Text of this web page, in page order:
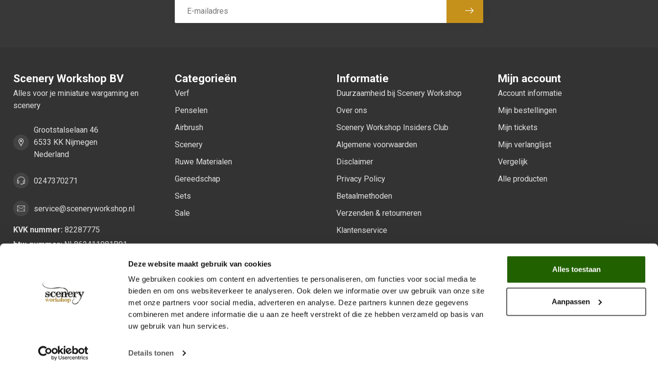
Deze website maakt gebruik van cookies
We gebruiken cookies om content en advertenties te personaliseren, om functies voor social media te
bieden en om ons websiteverkeer te analyseren. Ook delen we informatie over uw gebruik van onze site
met onze partners voor social media, adverteren en analyse. Deze partners kunnen deze gegevens
combineren met andere informatie die u aan ze heeft verstrekt of die ze hebben verzameld op basis van
uw gebruik van hun services.
Details tonen
Alles toestaan
Aanpassen
Abonneer
Scenery Workshop BV
Alles voor je miniature wargaming en
scenery
Grootstalselaan 46
6533 KK Nijmegen
Nederland
0247370271
service@sceneryworkshop.nl
KVK nummer: 82287775
btw-nummer:NL862411981B01
Categorieën
Verf
Penselen
Airbrush
Scenery
Ruwe Materialen
Gereedschap
Sets
Sale
Informatie
Duurzaamheid bij Scenery Workshop
Over ons
Scenery Workshop Insiders Club
Algemene voorwaarden
Disclaimer
Privacy Policy
Betaalmethoden
Verzenden & retourneren
Klantenservice
Mijn account
Account informatie
Mijn bestellingen
Mijn tickets
Mijn verlanglijst
Vergelijk
Alle producten
Volg ons op:
Facebook
YoutubeInstagram